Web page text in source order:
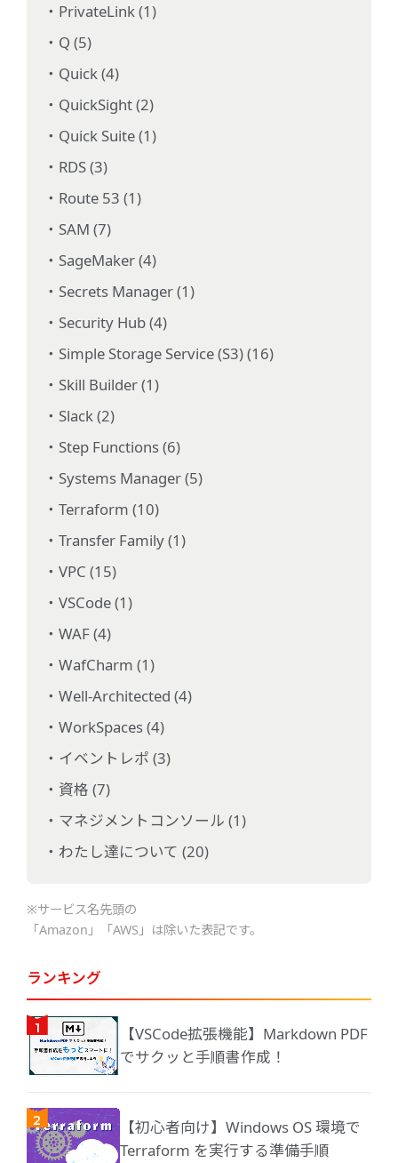
PrivateLink (1)
Q (5)
Quick (4)
QuickSight (2)
Quick Suite (1)
RDS (3)
Route 53 (1)
SAM (7)
SageMaker (4)
Secrets Manager (1)
Security Hub (4)
Simple Storage Service (S3) (16)
Skill Builder (1)
Slack (2)
Step Functions (6)
Systems Manager (5)
Terraform (10)
Transfer Family (1)
VPC (15)
VSCode (1)
WAF (4)
WafCharm (1)
Well-Architected (4)
WorkSpaces (4)
イベントレポ (3)
資格 (7)
マネジメントコンソール (1)
わたし達について (20)
※サービス名先頭の
「Amazon」「AWS」は除いた表記です。
ランキング
【VSCode拡張機能】Markdown PDF
でサクッと手順書作成！
【初心者向け】Windows OS 環境で
Terraform を実行する準備手順